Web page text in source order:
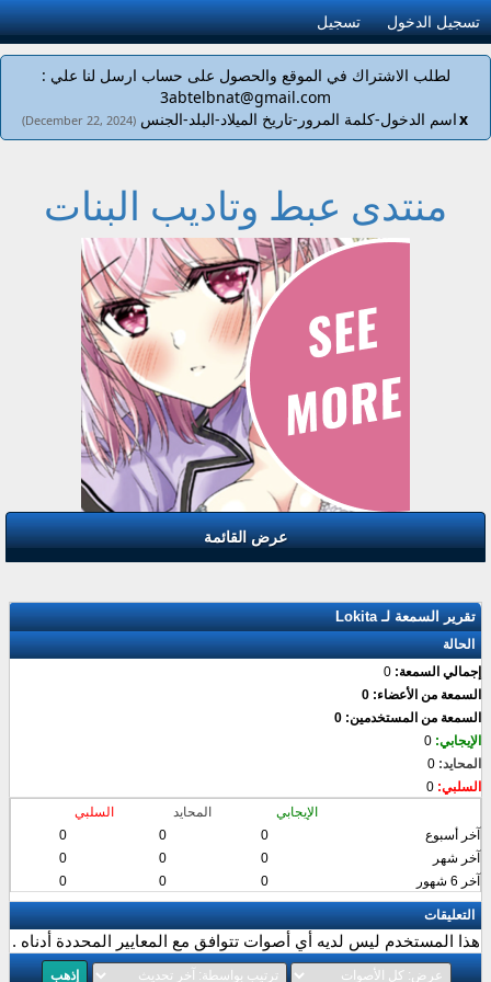
تسجيل الدخول تسجيل
لطلب الاشتراك في الموقع والحصول على حساب ارسل لنا علي :
3abtelbnat@gmail.com
اسم الدخول-كلمة المرور-تاريخ الميلاد-البلد-الجنس(December 22, 2024) x
منتدى عبط وتاديب البنات
عرض القائمة
تقرير السمعة لـ Lokita
الحالة
إجمالي السمعة:
السمعة من الأعضاء: 0
السمعة من المستخدمين: 0
الإيجابي:
المحايد:
السلبي:
الإيجابي
المحايد
السلبي
آخر أسبوع
0
0
0
آخر شهر
0
0
0
آخر 6 شهور
0
0
0
التعليقات
هذا المستخدم ليس لديه أي أصوات تتوافق مع المعايير المحددة أدناه .